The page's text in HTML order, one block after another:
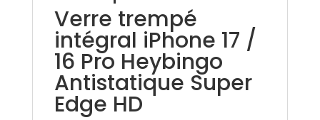
Verre trempé
intégral iPhone 17 /
16 Pro Heybingo
Antistatique Super
Edge HD